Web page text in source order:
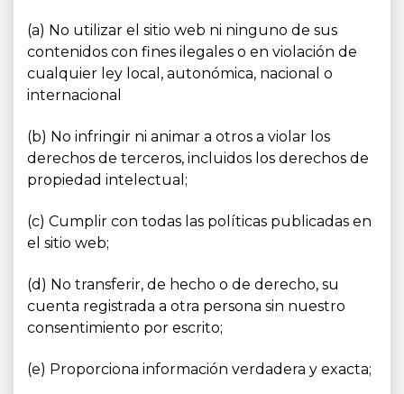
(a) No utilizar el sitio web ni ninguno de sus
contenidos con fines ilegales o en violación de
cualquier ley local, autonómica, nacional o
internacional
(b) No infringir ni animar a otros a violar los
derechos de terceros, incluidos los derechos de
propiedad intelectual;
(c) Cumplir con todas las políticas publicadas en
el sitio web;
(d) No transferir, de hecho o de derecho, su
cuenta registrada a otra persona sin nuestro
consentimiento por escrito;
(e) Proporciona información verdadera y exacta;